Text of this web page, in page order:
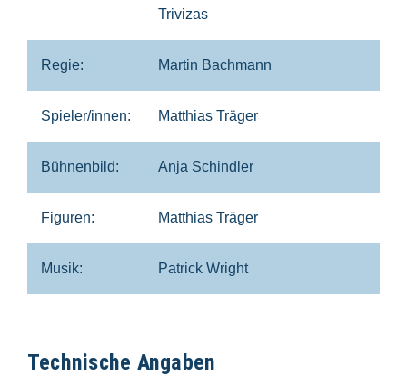
Trivizas
Regie: Martin Bachmann
Spieler/innen: Matthias Träger
Bühnenbild: Anja Schindler
Figuren: Matthias Träger
Musik: Patrick Wright
Technische Angaben